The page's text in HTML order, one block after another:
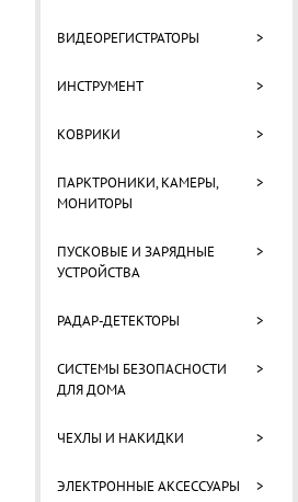
ВИДЕОРЕГИСТРАТОРЫ >
ИНСТРУМЕНТ >
КОВРИКИ >
ПАРКТРОНИКИ, КАМЕРЫ,
МОНИТОРЫ
>
ПУСКОВЫЕ И ЗАРЯДНЫЕ
УСТРОЙСТВА
>
РАДАР-ДЕТЕКТОРЫ >
СИСТЕМЫ БЕЗОПАСНОСТИ
ДЛЯ ДОМА
>
ЧЕХЛЫ И НАКИДКИ >
ЭЛЕКТРОННЫЕ АКСЕССУАРЫ >